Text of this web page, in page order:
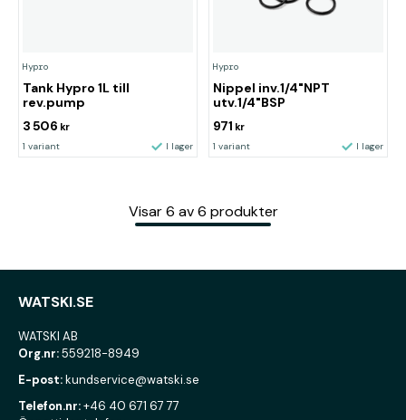
Hypro
Tank Hypro 1L till
rev.pump
3 506 kr
1 variant I lager
Hypro
Nippel inv.1/4"NPT
utv.1/4"BSP
971 kr
1 variant I lager
Visar 6 av 6 produkter
WATSKI.SE
WATSKI AB
Org.nr:559218-8949
E-post:kundservice@watski.se
Telefon.nr:+46 40 671 67 77